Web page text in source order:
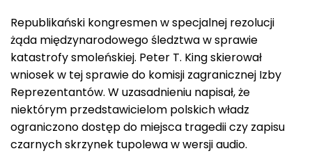
Republikański kongresmen w specjalnej rezolucji
żąda międzynarodowego śledztwa w sprawie
katastrofy smoleńskiej. Peter T. King skierował
wniosek w tej sprawie do komisji zagranicznej Izby
Reprezentantów. W uzasadnieniu napisał, że
niektórym przedstawicielom polskich władz
ograniczono dostęp do miejsca tragedii czy zapisu
czarnych skrzynek tupolewa w wersji audio.